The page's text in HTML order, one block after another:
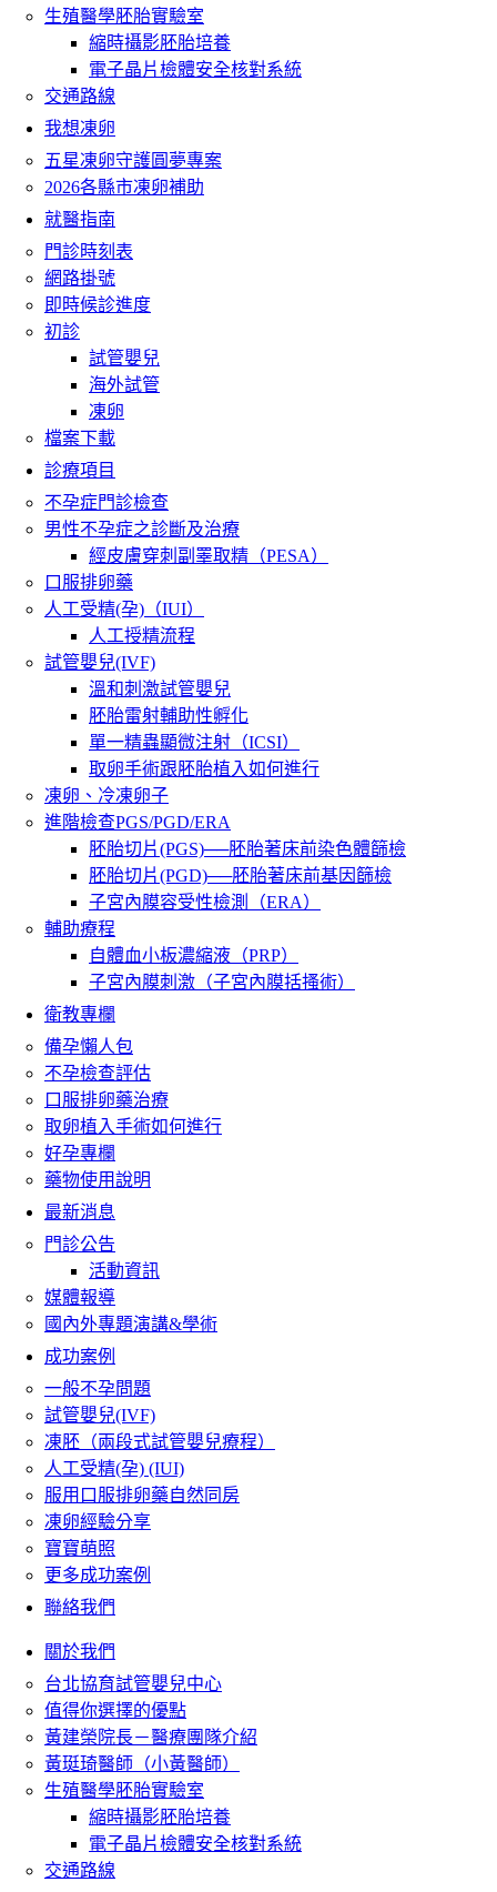
生殖醫學胚胎實驗室
縮時攝影胚胎培養
電子晶片檢體安全核對系統
交通路線
我想凍卵
五星凍卵守護圓夢專案
2026各縣市凍卵補助
就醫指南
門診時刻表
網路掛號
即時候診進度
初診
試管嬰兒
海外試管
凍卵
檔案下載
診療項目
不孕症門診檢查
男性不孕症之診斷及治療
經皮膚穿刺副睪取精（PESA）
口服排卵藥
人工受精(孕)（IUI）
人工授精流程
試管嬰兒(IVF)
溫和刺激試管嬰兒
胚胎雷射輔助性孵化
單一精蟲顯微注射（ICSI）
取卵手術跟胚胎植入如何進行
凍卵、冷凍卵子
進階檢查PGS/PGD/ERA
胚胎切片(PGS)──胚胎著床前染色體篩檢
胚胎切片(PGD)──胚胎著床前基因篩檢
子宮內膜容受性檢測（ERA）
輔助療程
自體血小板濃縮液（PRP）
子宮內膜刺激（子宮內膜括搔術）
衛教專欄
備孕懶人包
不孕檢查評估
口服排卵藥治療
取卵植入手術如何進行
好孕專欄
藥物使用說明
最新消息
門診公告
活動資訊
媒體報導
國內外專題演講&學術
成功案例
一般不孕問題
試管嬰兒(IVF)
凍胚（兩段式試管嬰兒療程）
人工受精(孕) (IUI)
服用口服排卵藥自然同房
凍卵經驗分享
寶寶萌照
更多成功案例
聯絡我們
關於我們
台北協育試管嬰兒中心
值得你選擇的優點
黃建榮院長－醫療團隊介紹
黃珽琦醫師（小黃醫師）
生殖醫學胚胎實驗室
縮時攝影胚胎培養
電子晶片檢體安全核對系統
交通路線